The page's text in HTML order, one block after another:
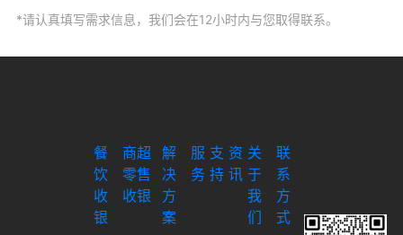
*请认真填写需求信息，我们会在12小时内与您取得联系。
餐
饮
收
银
商超
零售
收银
解
决
方
案
服
务
支
持
资
讯
关
于
我
们
联
系
方
式